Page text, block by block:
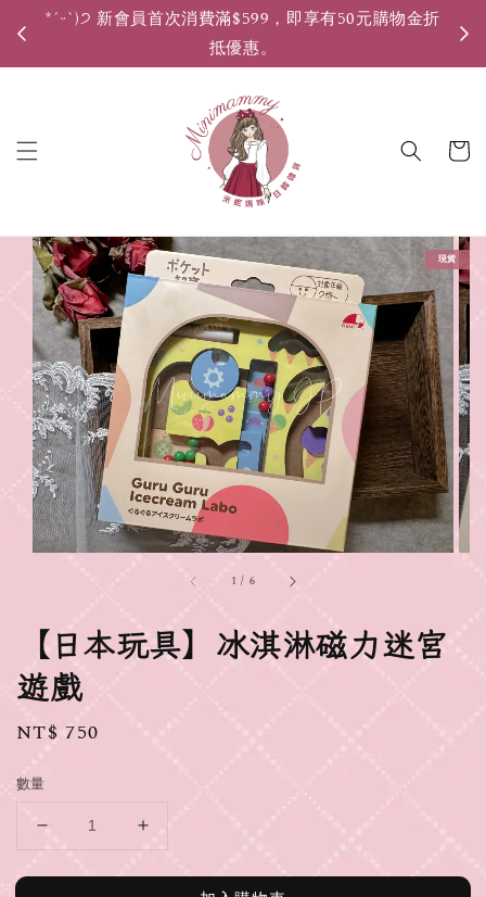
*ˊᵕˋ)੭ 新會員首次消費滿$599，即享有50元購物金折
抵優惠。
1 / 6
現貨
【日本玩具】冰淇淋磁力迷宮
遊戲
Regular
NT$ 750
數量